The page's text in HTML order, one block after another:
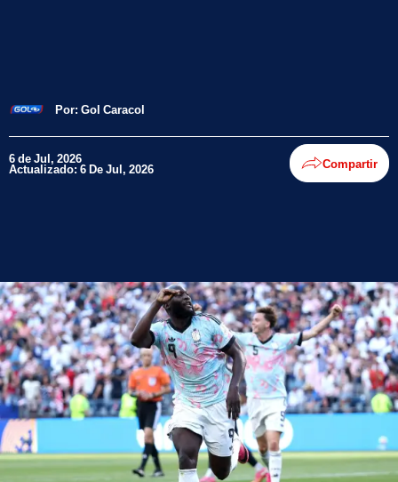
Por: Gol Caracol
6 de Jul, 2026
Actualizado: 6 De Jul, 2026 Compartir